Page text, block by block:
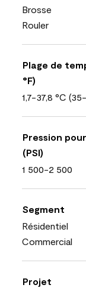
Brosse
Rouler
Plage de
°F)
1,7-37,8 °C
Pression
(PSI)
1 500-2 500
Segment
Résidentiel
Commercial
Projet